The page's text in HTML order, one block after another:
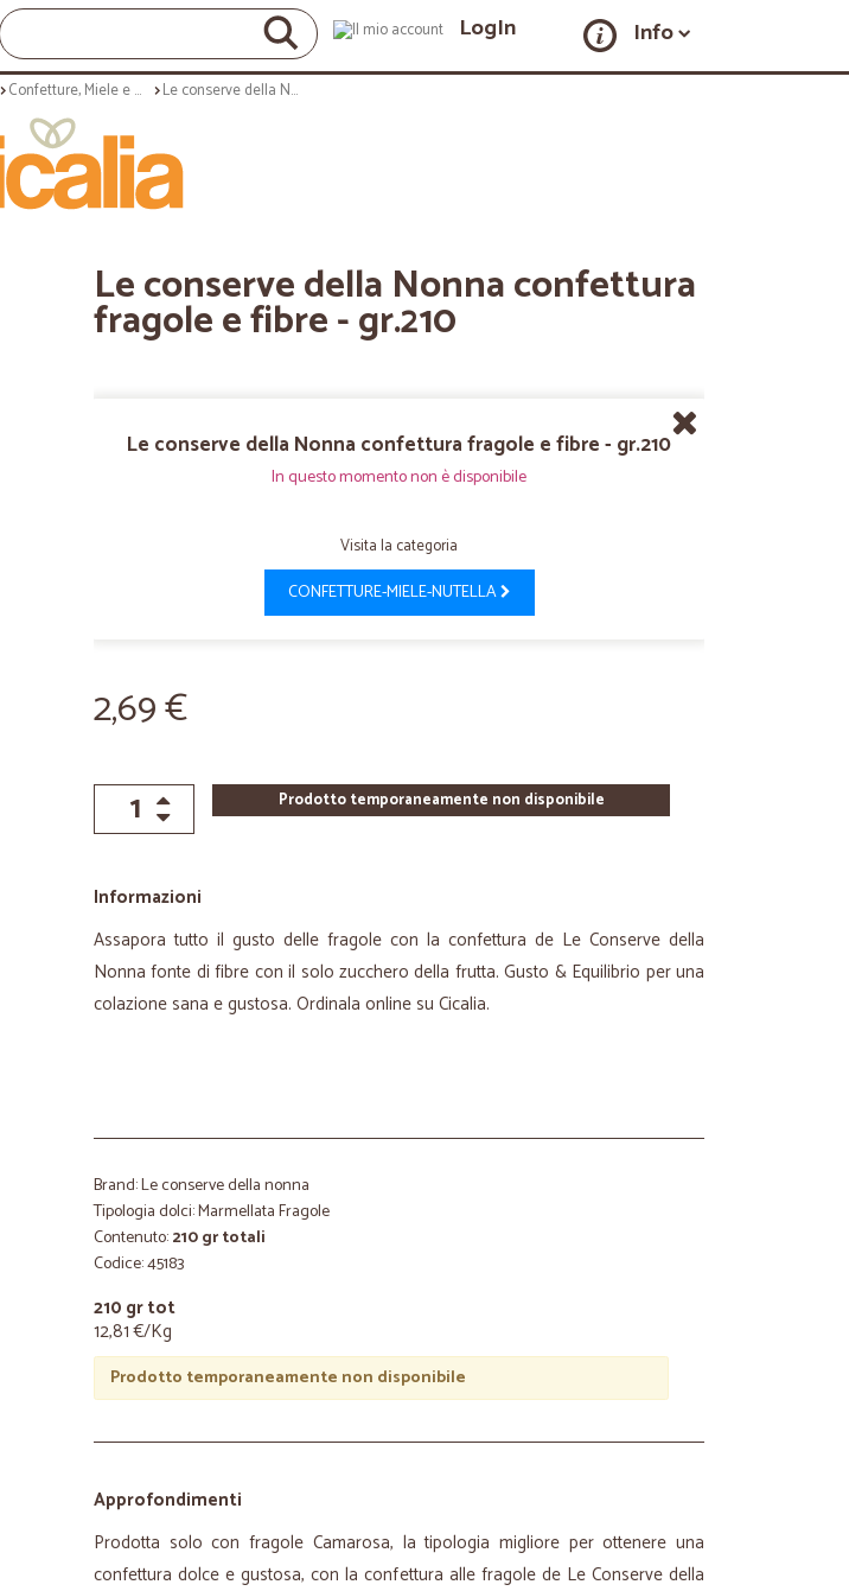
LogIn Info
Confetture, Miele e Nutella Le conserve della Nonna confettura fragole e fibre - gr.210
Le conserve della Nonna confettura
fragole e fibre - gr.210
Le conserve della Nonna confettura fragole e fibre - gr.210
In questo momento non è disponibile
Visita la categoria
CONFETTURE-MIELE-NUTELLA
2,69 €
Prodotto temporaneamente non disponibile
Informazioni
Assapora tutto il gusto delle fragole con la confettura de Le Conserve della
Nonna fonte di fibre con il solo zucchero della frutta. Gusto & Equilibrio per una
colazione sana e gustosa. Ordinala online su Cicalia.
Brand: Le conserve della nonna
Tipologia dolci: Marmellata Fragole
Contenuto:210 gr totali
Codice: 45183
210 gr tot
12,81 €/Kg
Prodotto temporaneamente non disponibile
Approfondimenti
Prodotta solo con fragole Camarosa, la tipologia migliore per ottenere una
confettura dolce e gustosa, con la confettura alle fragole de Le Conserve della